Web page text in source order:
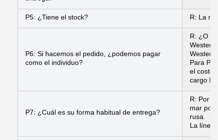
P5: ¿Tiene el stock? R: La
P6: Si hacemos el pedido, ¿podemos pagar
como el individuo?
R: ¿O
Western
Western
Para
el costo
cargo
P7: ¿Cuál es su forma habitual de entrega?
R: Por
mar por
rusa.
La línea